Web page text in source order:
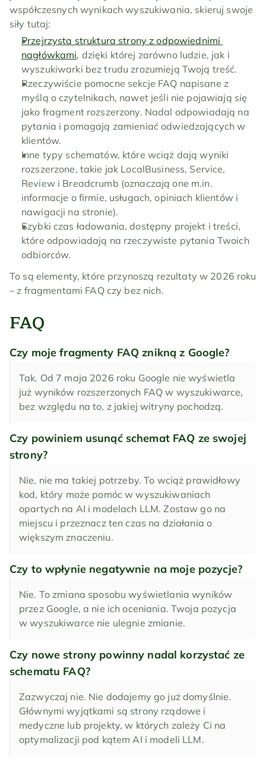
współczesnych wynikach wyszukiwania, skieruj swoje
siły tutaj:
Przejrzysta struktura strony z odpowiednimi
nagłówkami, dzięki której zarówno ludzie, jak i
wyszukiwarki bez trudu zrozumieją Twoją treść.
Rzeczywiście pomocne sekcje FAQ napisane z
myślą o czytelnikach, nawet jeśli nie pojawiają się
jako fragment rozszerzony. Nadal odpowiadają na
pytania i pomagają zamieniać odwiedzających w
klientów.
Inne typy schematów, które wciąż dają wyniki
rozszerzone, takie jak LocalBusiness, Service,
Review i Breadcrumb (oznaczają one m.in.
informacje o firmie, usługach, opiniach klientów i
nawigacji na stronie).
Szybki czas ładowania, dostępny projekt i treści,
które odpowiadają na rzeczywiste pytania Twoich
odbiorców.
To są elementy, które przynoszą rezultaty w 2026 roku
– z fragmentami FAQ czy bez nich.
FAQ
Czy moje fragmenty FAQ znikną z Google?
Tak. Od 7 maja 2026 roku Google nie wyświetla
już wyników rozszerzonych FAQ w wyszukiwarce,
bez względu na to, z jakiej witryny pochodzą.
Czy powiniem usunąć schemat FAQ ze swojej
strony?
Nie, nie ma takiej potrzeby. To wciąż prawidłowy
kod, który może pomóc w wyszukiwaniach
opartych na AI i modelach LLM. Zostaw go na
miejscu i przeznacz ten czas na działania o
większym znaczeniu.
Czy to wpłynie negatywnie na moje pozycje?
Nie. To zmiana sposobu wyświetlania wyników
przez Google, a nie ich oceniania. Twoja pozycja
w wyszukiwarce nie ulegnie zmianie.
Czy nowe strony powinny nadal korzystać ze
schematu FAQ?
Zazwyczaj nie. Nie dodajemy go już domyślnie.
Głównymi wyjątkami są strony rządowe i
medyczne lub projekty, w których zależy Ci na
optymalizacji pod kątem AI i modeli LLM.